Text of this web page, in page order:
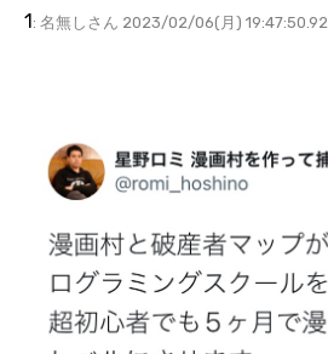
1: 名無しさん 2023/02/06(月) 19:47:50.92